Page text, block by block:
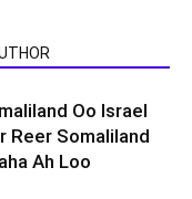
Oo Israel
Reer Somaliland
Ah Loo